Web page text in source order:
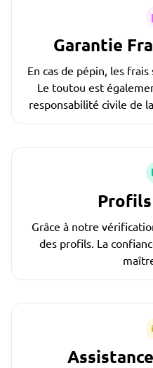
Garantie
En cas de pépin, les
Le toutou est
responsabilité civile de
Grâce à notre
des profils. La